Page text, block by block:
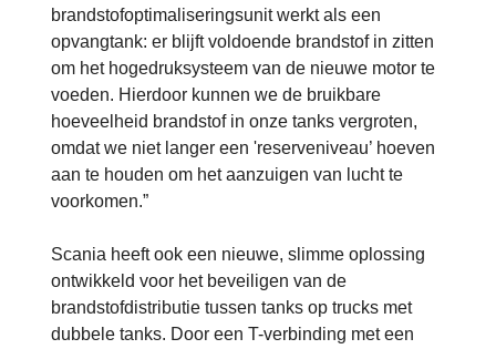
brandstofoptimaliseringsunit werkt als een
opvangtank: er blijft voldoende brandstof in zitten
om het hogedruksysteem van de nieuwe motor te
voeden. Hierdoor kunnen we de bruikbare
hoeveelheid brandstof in onze tanks vergroten,
omdat we niet langer een 'reserveniveau’ hoeven
aan te houden om het aanzuigen van lucht te
voorkomen.”
Scania heeft ook een nieuwe, slimme oplossing
ontwikkeld voor het beveiligen van de
brandstofdistributie tussen tanks op trucks met
dubbele tanks. Door een T-verbinding met een